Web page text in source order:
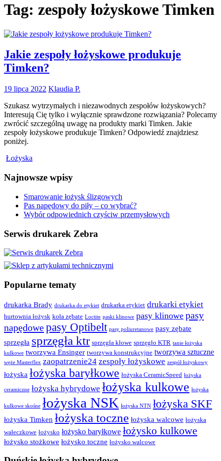
Tag: zespoły łożyskowe Timken
Jakie zespoły łożyskowe produkuje
Timken?
19 lipca 2022 Klaudia P.
Szukasz wytrzymałych i niezawodnych zespołów łożyskowych?
Interesują Cię tylko i wyłącznie sprawdzone rozwiązania? Polecamy
zwrócić szczególną uwagę na produkty marki Timken. Jakie
zespoły łożyskowe produkuje Timken? Odpowiedź znajdziesz
poniżej.
Łożyska
Najnowsze wpisy
Smarowanie łożysk ślizgowych
Pas napędowy do piły – co wybrać?
Wybór odpowiednich czyściw przemysłowych
Serwis drukarek Zebra
Popularne tematy
drukarka Brady drukarka do etykiet drukarka etykiet drukarki etykiet
hurtownia łożysk koła zębate Loctite paski klinowe pasy klinowe pasy
napędowepasy Optibelt pasy poliuretanowe pasy zębate
sprzęgła sprzęgła ktr sprzęgła kłowe sprzęgło KTR tanie łożyska
kulkowe tworzywa Ensinger tworzywa konstrukcyjne tworzywa sztuczne
węże Masterflex zaopatrzenie24 zespoły łożyskowe zespół łożyskowy
łożyska łożyska baryłkowe łożyska CeramicSpeed łożyska
ceramiczne łożyska hybrydowe łożyska kulkowe łożyska
kulkowe skośne łożyska NSK łożyska NTN łożyska SKF
łożyska Timken łożyska toczne łożyska walcowe łożyska
wałeczkowe łożysko łożysko baryłkowe łożysko kulkowe
łożysko stożkowe łożysko toczne łożysko walcowe